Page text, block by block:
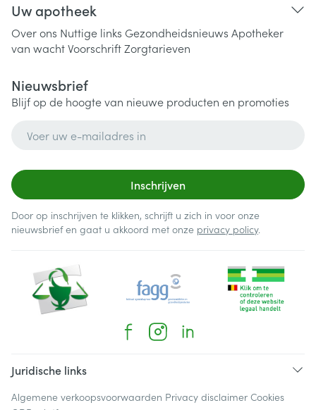
Uw apotheek
Over ons Nuttige links Gezondheidsnieuws Apotheker
van wachtVoorschriftZorgtarieven
Nieuwsbrief
Blijf op de hoogte van nieuwe producten en promoties
Inschrijven
Door op inschrijven te klikken, schrijft u zich in voor onze
nieuwsbrief en gaat u akkoord met onze privacy policy.
Juridische links
Algemene verkoopsvoorwaarden Privacy disclaimer Cookies